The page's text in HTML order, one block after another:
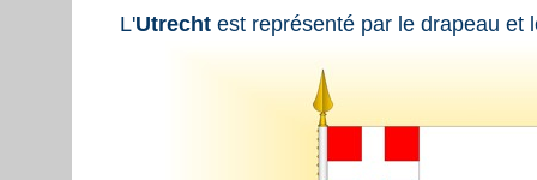
L'Utrecht est représenté par le drapeau et